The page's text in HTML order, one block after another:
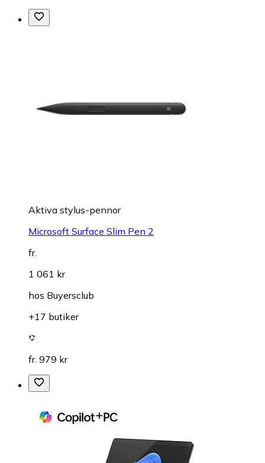
Aktiva stylus-pennor
Microsoft Surface Slim Pen 2
fr.
1 061 kr
hos Buyersclub
+17 butiker
fr. 979 kr